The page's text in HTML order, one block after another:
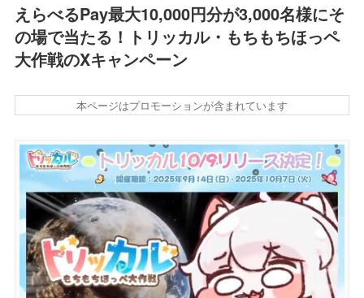
えらべるPay最大10,000円分が3,000名様にそ
の場で当たる！トリッカル・もちもちほっペ
大作戦のXキャンペーン
本ページはプロモーションが含まれています